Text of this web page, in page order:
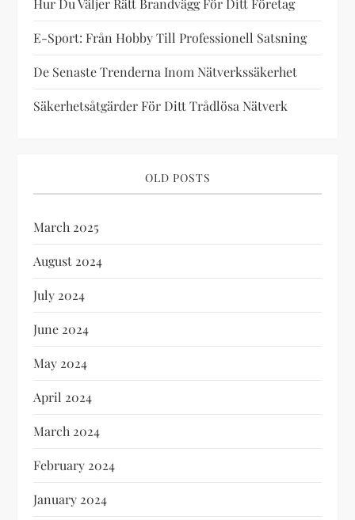
i
o
n
Hur Du Väljer Rätt Brandvägg För Ditt Företag
E-Sport: Från Hobby Till Professionell Satsning
De Senaste Trenderna Inom Nätverkssäkerhet
Säkerhetsåtgärder För Ditt Trådlösa Nätverk
OLD POSTS
March 2025
August 2024
July 2024
June 2024
May 2024
April 2024
March 2024
February 2024
January 2024